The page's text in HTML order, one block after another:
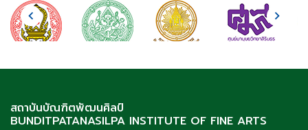
สถาบันบัณฑิตพัฒนศิลป์
BUNDITPATANASILPA INSTITUTE OF FINE ARTS